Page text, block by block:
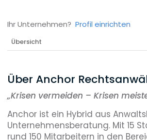
Ihr Unternehmen? Profil einrichten
Übersicht
Über Anchor
„Krisen vermeiden – Krisen
Anchor ist ein Hybrid aus
Unternehmensberatung. Mit 15
rund 150 Mitarbeitern in den